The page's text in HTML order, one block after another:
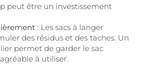
peut être un investissement
: Les sacs à langer
des résidus et des taches. Un
permet de garder le sac
à utiliser.